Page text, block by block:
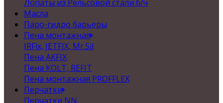
Лопаты из Рельсовой стали б/ч
Масла
Паро-гидро барьеры
Пена монтажная
IRFix, JETFIX, Mr.Sil
Пена AKFIX
Пена KOLT, REFIT
Пена монтажная PROFFLEX
Перчатки
Перчатки NN